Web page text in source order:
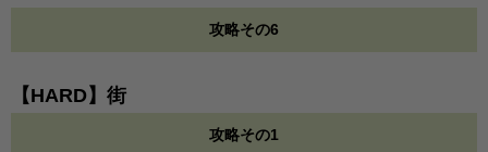
攻略その6
【HARD】街
攻略その1